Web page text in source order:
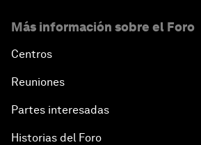
Más información sobre el Foro
Centros
Reuniones
Partes interesadas
Historias del Foro